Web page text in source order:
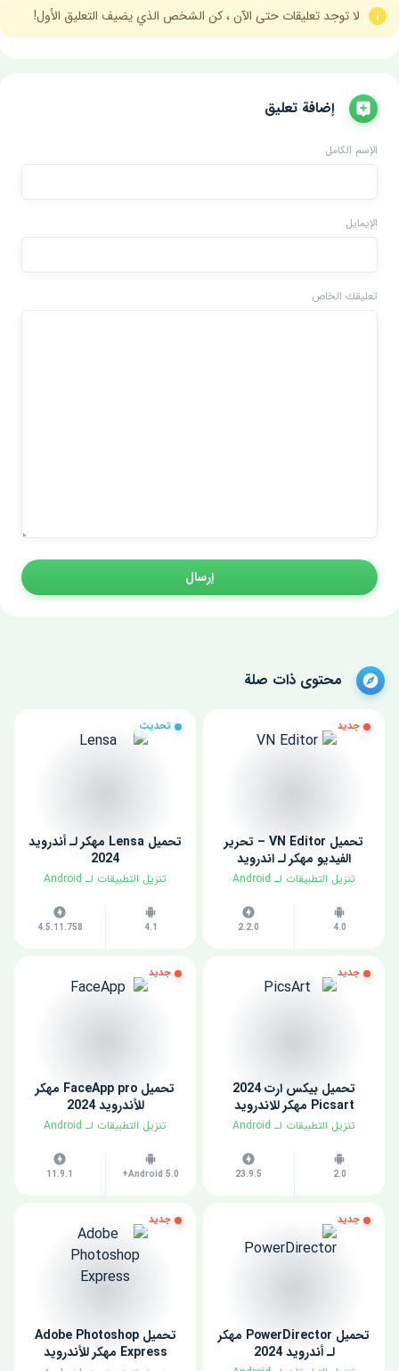
لا توجد تعليقات حتى الآن ، كن الشخص الذي يضيف التعليق الأول!
إضافة تعليق
الإسم الكامل
الإيمايل
تعليقك الخاص
إرسال
محتوى ذات صلة
جديد
تحميل VN Editor – تحرير
الفيديو مهكر لـ اندرويد
​تنزيل التطبيقات لـ ​Android
4.0
2.2.0
تحديث
تحميل Lensa مهكر لـ أندرويد
2024
​تنزيل التطبيقات لـ ​Android
4.1
4.5.11.758
جديد
تحميل بيكس ارت 2024
Picsart مهكر للاندرويد
​تنزيل التطبيقات لـ ​Android
2.0
23.9.5
جديد
تحميل FaceApp pro مهكر
للأندرويد 2024
​تنزيل التطبيقات لـ ​Android
Android 5.0+
11.9.1
جديد
تحميل PowerDirector مهكر
لـ أندرويد 2024
جديد
تحميل Adobe Photoshop
Express مهكر للأندرويد